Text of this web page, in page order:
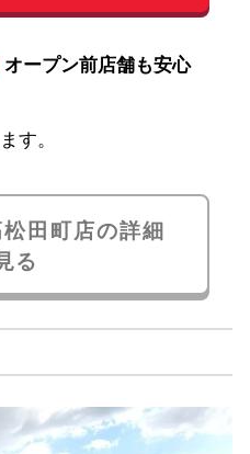
オープン前店舗も安心
す。
田町店の詳細
る